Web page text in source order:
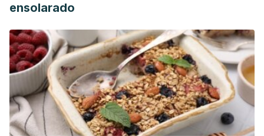
ensolarado